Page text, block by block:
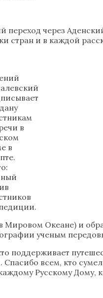
через
стран и в каждой
в
в
Океане) и
ученым
поддерживает
всем, кто
Русскому Дому,